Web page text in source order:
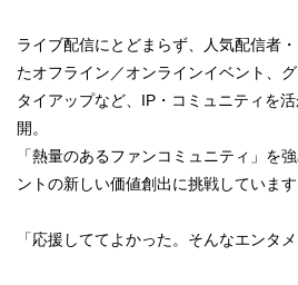
ライブ配信にとどまらず、人気配信者
たオフライン／オンラインイベント、
タイアップなど、IP・コミュニティを
開。
「熱量のあるファンコミュニティ」を
ントの新しい価値創出に挑戦しています
「応援しててよかった。そんなエンタ